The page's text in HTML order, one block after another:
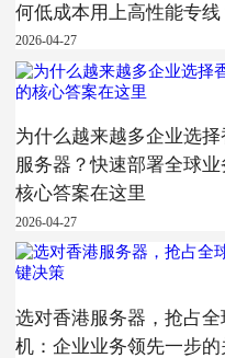
何低成本用上高性能专线
2026-04-27
为什么越来越多企业选择
服务器？快速部署全球业
核心答案在这里
2026-04-27
选对香港服务器，抢占全
机：企业业务领先一步的